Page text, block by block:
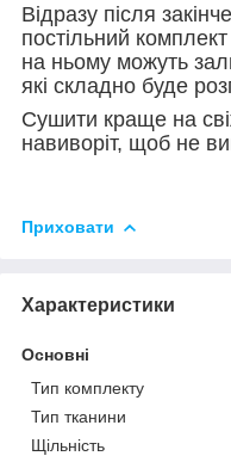
Відразу після
постільний
на ньому можуть
які складно буде
Сушити краще на
навиворіт, щоб не
Приховати
Характеристики
Основні
Тип комплекту
Тип тканини
Щільність